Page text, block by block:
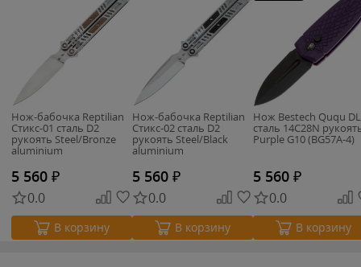
Нож-бабочка Reptilian
Стикс-01 сталь D2
рукоять Steel/Bronze
aluminium
5 560 ₽
0.0
В корзину
Нож-бабочка Reptilian
Стикс-02 сталь D2
рукоять Steel/Black
aluminium
5 560 ₽
0.0
В корзину
Нож Bestech Ququ
сталь 14C28N
Purple G10 (BG57A-4)
5 560 ₽
0.0
В корзину